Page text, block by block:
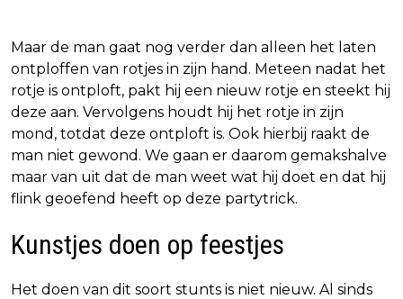
Maar de man gaat nog verder dan alleen het laten
ontploffen van rotjes in zijn hand. Meteen nadat het
rotje is ontploft, pakt hij een nieuw rotje en steekt hij
deze aan. Vervolgens houdt hij het rotje in zijn
mond, totdat deze ontploft is. Ook hierbij raakt de
man niet gewond. We gaan er daarom gemakshalve
maar van uit dat de man weet wat hij doet en dat hij
flink geoefend heeft op deze partytrick.
Kunstjes doen op feestjes
Het doen van dit soort stunts is niet nieuw. Al sinds